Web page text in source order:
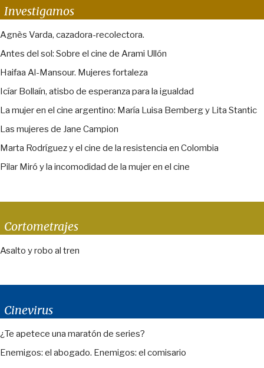
Investigamos
Agnès Varda, cazadora-recolectora.
Antes del sol: Sobre el cine de Arami Ullón
Haifaa Al-Mansour. Mujeres fortaleza
Icíar Bollaín, atisbo de esperanza para la igualdad
La mujer en el cine argentino: María Luisa Bemberg y Lita Stantic
Las mujeres de Jane Campion
Marta Rodríguez y el cine de la resistencia en Colombia
Pilar Miró y la incomodidad de la mujer en el cine
Cortometrajes
Asalto y robo al tren
Cinevirus
¿Te apetece una maratón de series?
Enemigos: el abogado. Enemigos: el comisario